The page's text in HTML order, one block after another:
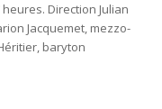
Direction Julian
Jacquemet, mezzo-
baryton